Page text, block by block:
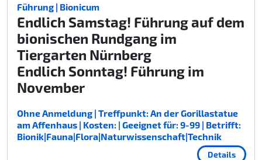
Führung | Bionicum
Endlich Samstag! Führung auf dem
bionischen Rundgang im
Tiergarten Nürnberg
Endlich Sonntag! Führung im
November
Ohne Anmeldung | Treffpunkt: An der Gorillastatue
am Affenhaus | Kosten: | Geeignet für: 9-99 | Betrifft:
Bionik|Fauna|Flora|Naturwissenschaft|Technik
Details